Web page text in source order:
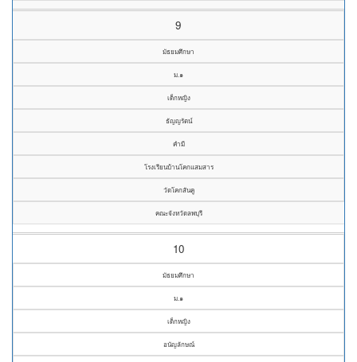
9
มัธยมศึกษา
ม.๑
เด็กหญิง
ธัญญรัตน์
คำมี
โรงเรียนบ้านโคกแสมสาร
วัดโคกสันคู
คณะจังหวัดลพบุรี
10
มัธยมศึกษา
ม.๑
เด็กหญิง
อนัญลักษณ์